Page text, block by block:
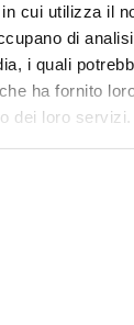
cui utilizza il
di
i quali
ha fornito
dei loro servizi.
para el
al anexo
y
de envasado
en la
en materia